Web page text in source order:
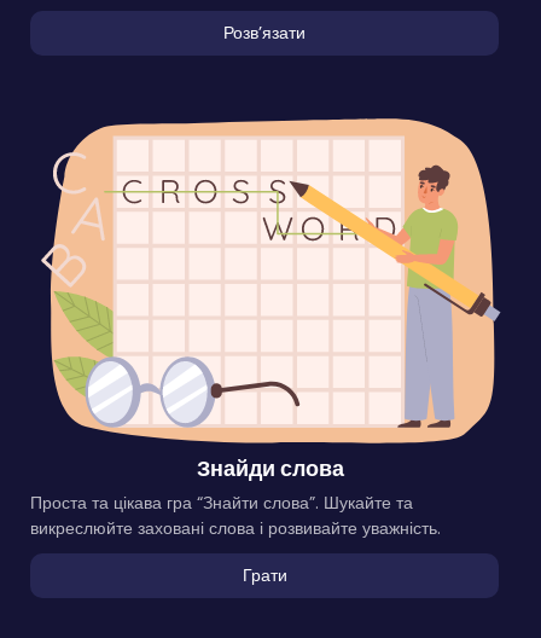
Розвʼязати
Знайди слова
Проста та цікава гра “Знайти слова”. Шукайте та
викреслюйте заховані слова і розвивайте уважність.
Грати